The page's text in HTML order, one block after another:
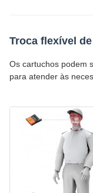
Troca flexível
Os cartuchos podem
para atender às